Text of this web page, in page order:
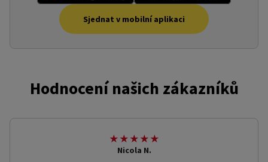
Sjednat v mobilní aplikaci
Hodnocení našich zákazníků
★★★★★
Nicola N.